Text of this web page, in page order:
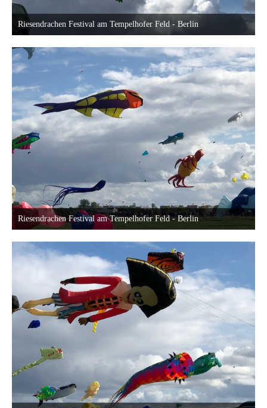
Riesendrachen Festival am Tempelhofer Feld - Berlin
18. September 2022 um 23:40
Riesendrachen Festival am Tempelhofer Feld - Berlin
18. September 2022 um 23:40